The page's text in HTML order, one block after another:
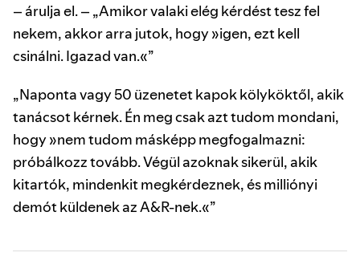
– árulja el. – „Amikor valaki elég kérdést tesz fel
nekem, akkor arra jutok, hogy »igen, ezt kell
csinálni. Igazad van.«”
„Naponta vagy 50 üzenetet kapok kölyköktől, akik
tanácsot kérnek. Én meg csak azt tudom mondani,
hogy »nem tudom másképp megfogalmazni:
próbálkozz tovább. Végül azoknak sikerül, akik
kitartók, mindenkit megkérdeznek, és milliónyi
demót küldenek az A&R-nek.«”